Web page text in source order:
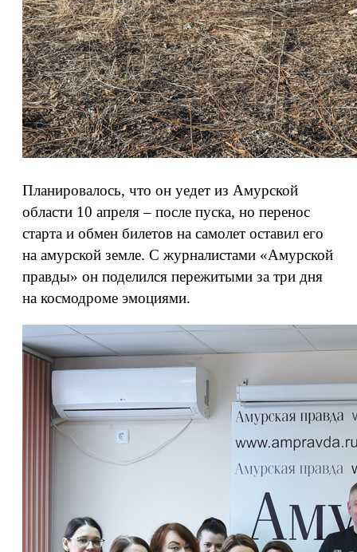
Планировалось, что он уедет из Амурской
области 10 апреля – после пуска, но перенос
старта и обмен билетов на самолет оставил его
на амурской земле. С журналистами «Амурской
правды» он поделился пережитыми за три дня
на космодроме эмоциями.